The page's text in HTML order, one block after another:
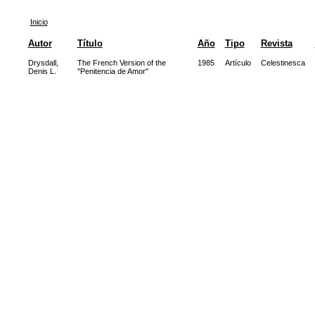
Inicio
Autor Título Año Tipo Revista
Drysdall,
Denis L.
The French Version of the
"Penitencia de Amor"
1985 Artículo Celestinesca